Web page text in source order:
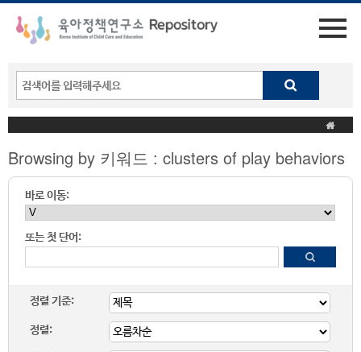
Browsing by 키워드 : clusters of play behaviors
바로 이동:
또는 첫 단어:
정렬 기준:
정렬: